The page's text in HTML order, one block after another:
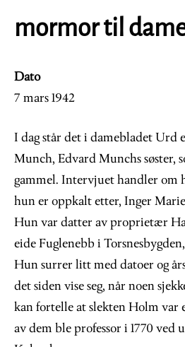
mormor til
Dato
7 mars 1942
I dag står det i damebladet Urd
Munch, Edvard Munchs søster,
gammel. Intervjuet handler om
hun er oppkalt etter, Inger
Hun var datter av proprietær
eide Fuglenebb i
Hun surrer litt med datoer og
det siden vise seg, når noen
kan fortelle at slekten Holm var
av dem ble professor i 1770 ved